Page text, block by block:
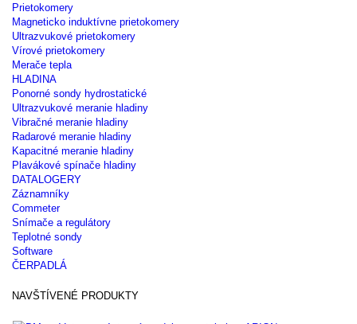
Prietokomery
Magneticko induktívne prietokomery
Ultrazvukové prietokomery
Vírové prietokomery
Merače tepla
HLADINA
Ponorné sondy hydrostatické
Ultrazvukové meranie hladiny
Vibračné meranie hladiny
Radarové meranie hladiny
Kapacitné meranie hladiny
Plavákové spínače hladiny
DATALOGERY
Záznamníky
Commeter
Snímače a regulátory
Teplotné sondy
Software
ČERPADLÁ
NAVŠTÍVENÉ PRODUKTY